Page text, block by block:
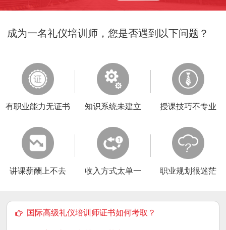
成为一名礼仪培训师，您是否遇到以下问题？
有职业能力无证书 知识系统未建立 授课技巧不专业
讲课薪酬上不去 收入方式太单一 职业规划很迷茫
国际高级礼仪培训师证书如何考取？